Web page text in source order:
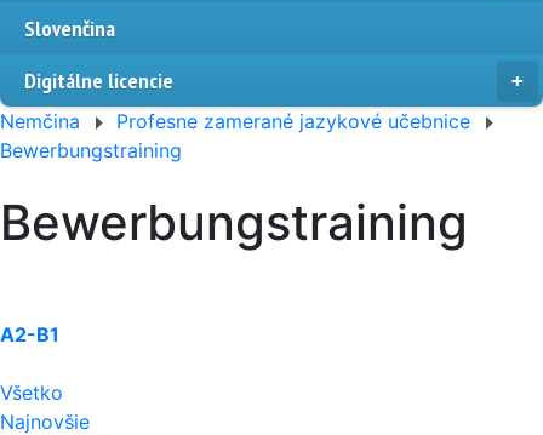
Slovenčina
Digitálne licencie
Nemčina
Profesne zamerané jazykové učebnice
Bewerbungstraining
Bewerbungstraining
A2-B1
Všetko
Najnovšie